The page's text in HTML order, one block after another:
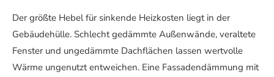
Der größte Hebel für sinkende Heizkosten liegt in der
Gebäudehülle. Schlecht gedämmte Außenwände, veraltete
Fenster und ungedämmte Dachflächen lassen wertvolle
Wärme ungenutzt entweichen. Eine Fassadendämmung mit